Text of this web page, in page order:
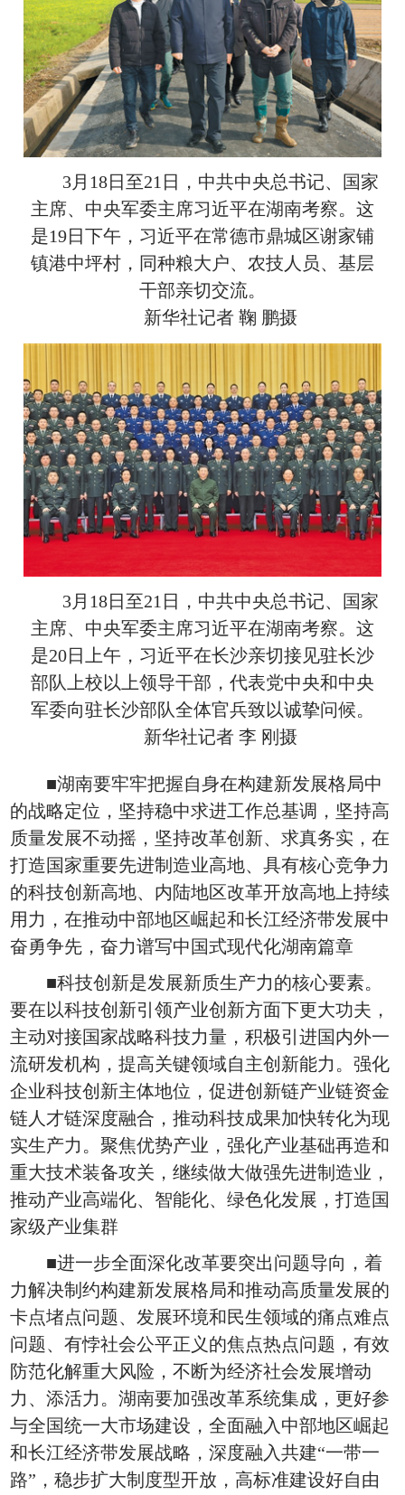
3月18日至21日，中共中央总书记、国家
主席、中央军委主席习近平在湖南考察。这
是19日下午，习近平在常德市鼎城区谢家铺
镇港中坪村，同种粮大户、农技人员、基层
干部亲切交流。
新华社记者 鞠 鹏摄
3月18日至21日，中共中央总书记、国家
主席、中央军委主席习近平在湖南考察。这
是20日上午，习近平在长沙亲切接见驻长沙
部队上校以上领导干部，代表党中央和中央
军委向驻长沙部队全体官兵致以诚挚问候。
新华社记者 李 刚摄
■湖南要牢牢把握自身在构建新发展格局中
的战略定位，坚持稳中求进工作总基调，坚持高
质量发展不动摇，坚持改革创新、求真务实，在
打造国家重要先进制造业高地、具有核心竞争力
的科技创新高地、内陆地区改革开放高地上持续
用力，在推动中部地区崛起和长江经济带发展中
奋勇争先，奋力谱写中国式现代化湖南篇章
■科技创新是发展新质生产力的核心要素。
要在以科技创新引领产业创新方面下更大功夫，
主动对接国家战略科技力量，积极引进国内外一
流研发机构，提高关键领域自主创新能力。强化
企业科技创新主体地位，促进创新链产业链资金
链人才链深度融合，推动科技成果加快转化为现
实生产力。聚焦优势产业，强化产业基础再造和
重大技术装备攻关，继续做大做强先进制造业，
推动产业高端化、智能化、绿色化发展，打造国
家级产业集群
■进一步全面深化改革要突出问题导向，着
力解决制约构建新发展格局和推动高质量发展的
卡点堵点问题、发展环境和民生领域的痛点难点
问题、有悖社会公平正义的焦点热点问题，有效
防范化解重大风险，不断为经济社会发展增动
力、添活力。湖南要加强改革系统集成，更好参
与全国统一大市场建设，全面融入中部地区崛起
和长江经济带发展战略，深度融入共建“一带一
路”，稳步扩大制度型开放，高标准建设好自由